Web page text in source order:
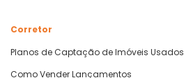
Corretor
Planos de Captação de Imóveis Usados
Como Vender Lançamentos